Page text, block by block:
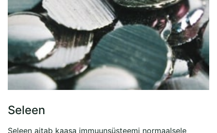
Seleen
Seleen aitab kaasa immuunsüsteemi normaalsele